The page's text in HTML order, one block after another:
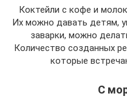
Коктейли с кофе и
Их можно давать детям,
заварки, можно
Количество созданных
которые
С